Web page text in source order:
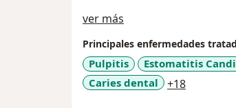
ver más
Principales enfermedades
Pulpitis Estomatitis
Caries dental
+18